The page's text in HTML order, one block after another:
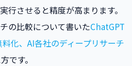
行させると精度が高まります。
の比較について書いたChatGPT
化、AI各社のディープリサーチ
です。